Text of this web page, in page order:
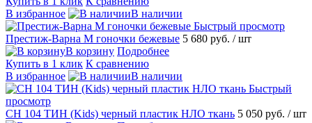
В избранное
В наличии
Быстрый просмотр
Престиж-Варна М гоночки бежевые 5 680 руб. / шт
В корзину Подробнее
Купить в 1 клик К сравнению
В избранное
В наличии
Быстрый
просмотр
CH 104 ТИН (Kids) черный пластик НЛО ткань 5 050 руб. / шт